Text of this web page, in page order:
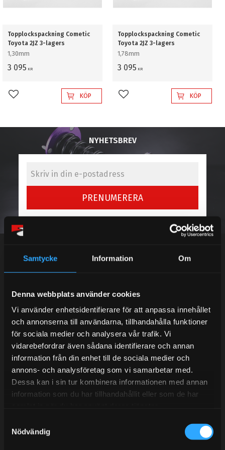
Samtycke Information Om
Denna webbplats använder cookies
Vi använder enhetsidentifierare för att anpassa innehållet
och annonserna till användarna, tillhandahålla funktioner
för sociala medier och analysera vår trafik. Vi
vidarebefordrar även sådana identifierare och annan
information från din enhet till de sociala medier och
annons- och analysföretag som vi samarbetar med.
Dessa kan i sin tur kombinera informationen med annan
information som du har tillhandahållit eller som de har
Nödvändig
Topplockspackning Cometic
Toyota 2JZ 3-lagers
1,30mm
3 095 KR
Lägg till i favoriterKÖP
Topplockspackning Cometic
Toyota 2JZ 3-lagers
1,78mm
3 095 KR
Lägg till i favoriterKÖP
NYHETSBREV
PRENUMERERA
integritetspolicy
Semestertider.
Under V.27 - V.33 nås vi enbart på mejl. Ordrar skickas
under sommaren men med viss fördröjning. 2/7 -9/7 är
det helt stängt.
Mån-Tors: 10:30-15:00
Lunchstängt 12:00-13:00